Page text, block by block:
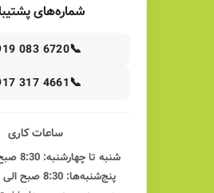
شماره‌های
📞
083 6720
📞
317 4661
ساعات کاری
شنبه تا چهارشنبه: 8:30 صبح الی 8 شب
پنج‌شنبه‌ها: 8:30 صبح الی 2 بعدازظهر